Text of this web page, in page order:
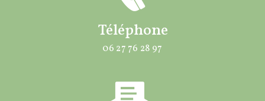
Téléphone
06 27 76 28 97